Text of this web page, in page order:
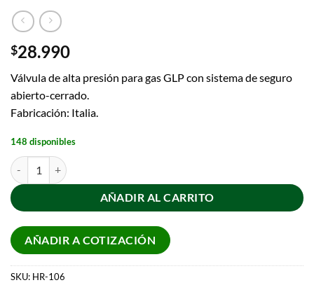
$28.990
Válvula de alta presión para gas GLP con sistema de seguro
abierto-cerrado.
Fabricación: Italia.
148 disponibles
AÑADIR AL CARRITO
AÑADIR A COTIZACIÓN
SKU: HR-106